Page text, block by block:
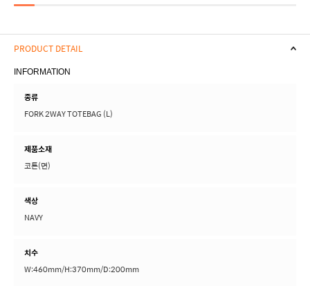
PRODUCT DETAIL
INFORMATION
종류
FORK 2WAY TOTEBAG (L)
제품소재
코튼(면)
색상
NAVY
치수
W:460mm/H:370mm/D:200mm